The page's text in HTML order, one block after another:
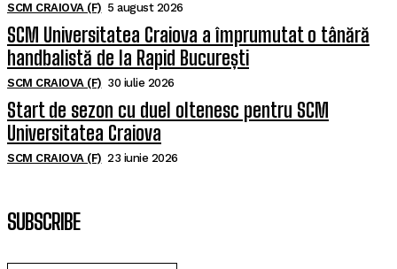
SCM CRAIOVA (F) 5 august 2026
SCM Universitatea Craiova a împrumutat o tânără
handbalistă de la Rapid București
SCM CRAIOVA (F) 30 iulie 2026
Start de sezon cu duel oltenesc pentru SCM
Universitatea Craiova
SCM CRAIOVA (F) 23 iunie 2026
SUBSCRIBE